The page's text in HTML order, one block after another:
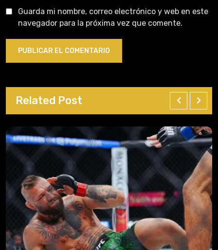
Guarda mi nombre, correo electrónico y web en este
navegador para la próxima vez que comente.
Related Post